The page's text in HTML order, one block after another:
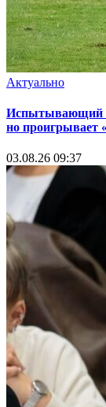
Актуально
Испытывающий
но проигрывает
03.08.26 09:37